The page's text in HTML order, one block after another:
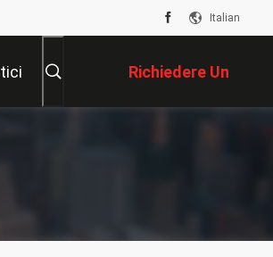
Italian
Richiedere Un
Preventivo